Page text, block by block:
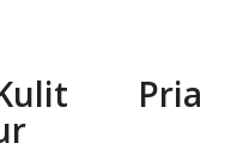
Pria